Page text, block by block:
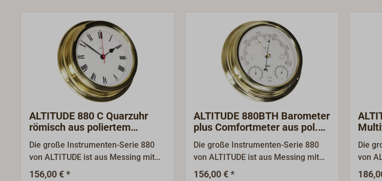
ALTITUDE 880 C Quarzuhr
römisch aus poliertem
Messing
Die große Instrumenten-Serie 880
von ALTITUDE ist aus Messing mit
polierter Oberfläche gefertigt.
156,00 € *
ALTITUDE 880BTH Barometer
plus Comfortmeter aus pol.
Messing
Die große Instrumenten-Serie 880
von ALTITUDE ist aus Messing mit
polierter Oberfläche gefertigt.
156,00 € *
Die
von